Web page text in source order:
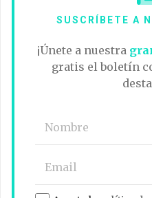
SUSCRÍBETE A
¡Únete a nuestra
gratis el boletín